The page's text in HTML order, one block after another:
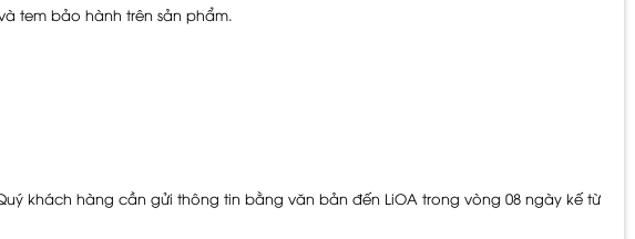
tem bảo hành trên sản phẩm.
khách hàng cần gửi thông tin bằng văn bản đến LiOA trong vòng 08 ngày kế từ